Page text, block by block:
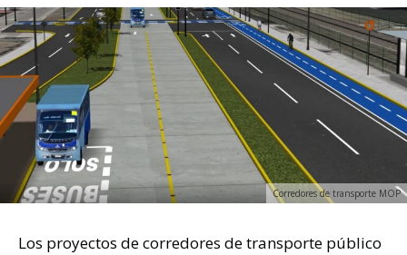
Corredores de transporte MOP
Los proyectos de corredores de transporte público